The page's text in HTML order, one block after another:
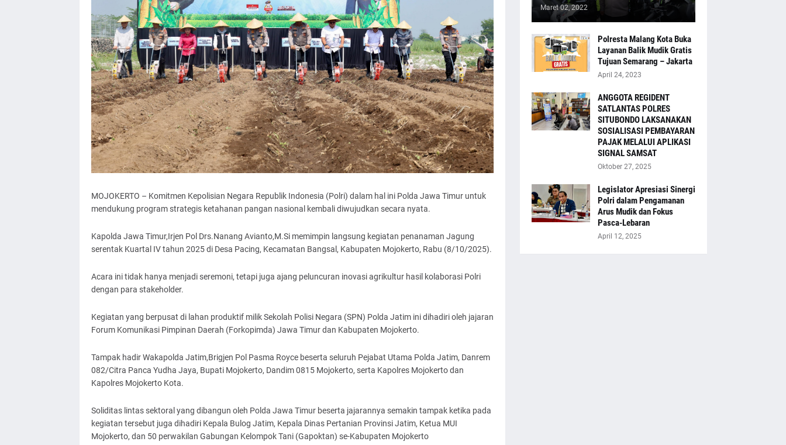
MOJOKERTO – Komitmen Kepolisian Negara Republik Indonesia (Polri) dalam hal ini Polda Jawa Timur untuk
mendukung program strategis ketahanan pangan nasional kembali diwujudkan secara nyata.
Kapolda Jawa Timur,Irjen Pol Drs.Nanang Avianto,M.Si memimpin langsung kegiatan penanaman Jagung
serentak Kuartal IV tahun 2025 di Desa Pacing, Kecamatan Bangsal, Kabupaten Mojokerto, Rabu (8/10/2025).
Acara ini tidak hanya menjadi seremoni, tetapi juga ajang peluncuran inovasi agrikultur hasil kolaborasi Polri
dengan para stakeholder.
Kegiatan yang berpusat di lahan produktif milik Sekolah Polisi Negara (SPN) Polda Jatim ini dihadiri oleh jajaran
Forum Komunikasi Pimpinan Daerah (Forkopimda) Jawa Timur dan Kabupaten Mojokerto.
Tampak hadir Wakapolda Jatim,Brigjen Pol Pasma Royce beserta seluruh Pejabat Utama Polda Jatim, Danrem
082/Citra Panca Yudha Jaya, Bupati Mojokerto, Dandim 0815 Mojokerto, serta Kapolres Mojokerto dan
Kapolres Mojokerto Kota.
Soliditas lintas sektoral yang dibangun oleh Polda Jawa Timur beserta jajarannya semakin tampak ketika pada
kegiatan tersebut juga dihadiri Kepala Bulog Jatim, Kepala Dinas Pertanian Provinsi Jatim, Ketua MUI
Mojokerto, dan 50 perwakilan Gabungan Kelompok Tani (Gapoktan) se-Kabupaten Mojokerto
Maret 02, 2022
Polresta Malang Kota Buka
Layanan Balik Mudik Gratis
Tujuan Semarang – Jakarta
April 24, 2023
ANGGOTA REGIDENT
SATLANTAS POLRES
SITUBONDO LAKSANAKAN
SOSIALISASI PEMBAYARAN
PAJAK MELALUI APLIKASI
SIGNAL SAMSAT
Oktober 27, 2025
Legislator Apresiasi Sinergi
Polri dalam Pengamanan
Arus Mudik dan Fokus
Pasca-Lebaran
April 12, 2025